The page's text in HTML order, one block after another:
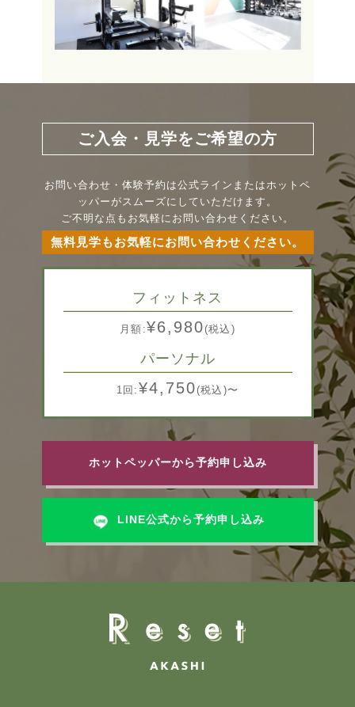
ご入会・見学をご希望の方
お問い合わせ・体験予約は公式ラインまたはホットペ
ッパーがスムーズにしていただけます。
ご不明な点もお気軽にお問い合わせください。
無料見学もお気軽にお問い合わせください。
フィットネス
月額:¥6,980(税込)
パーソナル
1回: ¥4,750(税込)〜
ホットペッパーから予約申し込み
LINE公式から予約申し込み